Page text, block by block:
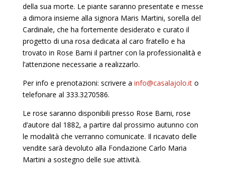
della sua morte. Le piante saranno presentate e messe
a dimora insieme alla signora Maris Martini, sorella del
Cardinale, che ha fortemente desiderato e curato il
progetto di una rosa dedicata al caro fratello e ha
trovato in Rose Barni il partner con la professionalità e
l’attenzione necessarie a realizzarlo.
Per info e prenotazioni: scrivere a info@casalajolo.ito
telefonare al 333.3270586.
Le rose saranno disponibili presso Rose Barni, rose
d’autore dal 1882, a partire dal prossimo autunno con
le modalità che verranno comunicate. Il ricavato delle
vendite sarà devoluto alla Fondazione Carlo Maria
Martini a sostegno delle sue attività.